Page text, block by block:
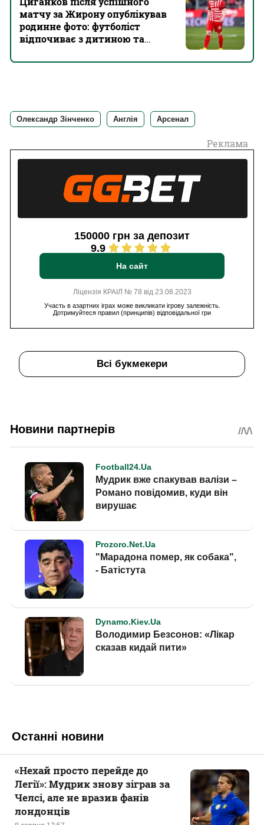
матчу за Жирону опублікував
родинне фото: футболіст
відпочиває з дитиною та
Олександр Зінченко Англія Арсенал
Реклама
150000 грн за депозит
9.9
На сайт
Ліцензія КРАІЛ № 78 від 23.08.2023
Участь в азартних іграх може викликати ігрову залежність.
Дотримуйтеся правил (принципів) відповідальної гри
Всі букмекери
Останні новини
«Нехай просто перейде до
Легії»: Мудрик знову зіграв за
Челсі, але не вразив фанів
лондонців